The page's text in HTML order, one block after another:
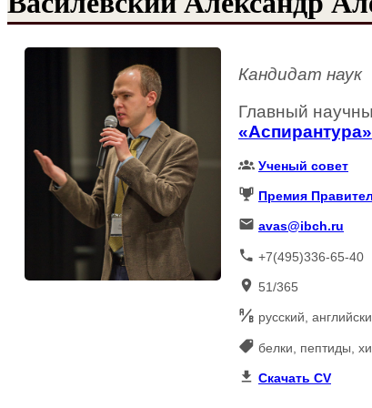
Кандидат наук
Главный
«Аспирантура»
Ученый совет
Премия
avas@ibch.ru
+7(495)336-65-40
51/365
русский,
белки, пептиды,
Скачать CV